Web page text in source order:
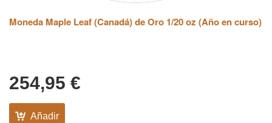
Moneda Maple Leaf (Canadá) de Oro 1/20 oz (Año en curso)
254,95 €
Añadir